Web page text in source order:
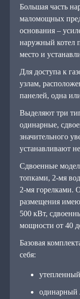
Большая часть
маломощных
основания –
наружный котел
место и
Для доступа к
узлам,
панелей, одна
Выделяют три
одинарные,
значительного
устанавливают
Сдвоенные
топками, 2-мя
2-мя горелками.
размещения
500 кВт,
мощности от 40
Базовая
себя:
одинарный